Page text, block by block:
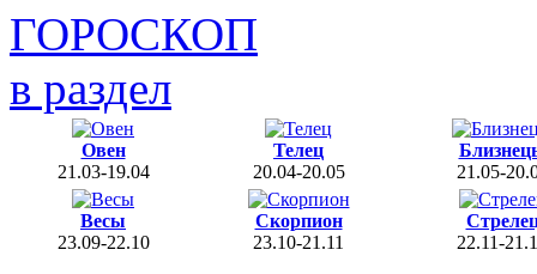
ГОРОСКОП
в раздел
Овен
21.03-19.04
Телец
20.04-20.05
21.05-
Весы
23.09-22.10
Скорпион
23.10-21.11
22.11-